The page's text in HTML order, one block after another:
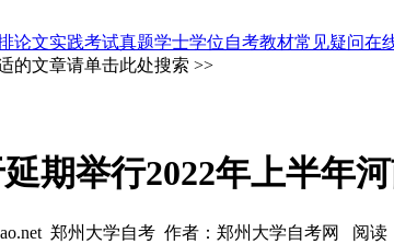
论文实践考试真题学士学位自考教材常见疑问在
的文章请单击此处搜索 >>
期举行2022年上半年
郑州大学自考 作者：郑州大学自考网 阅读